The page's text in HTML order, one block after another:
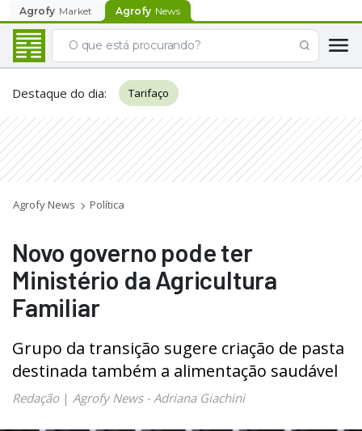
Agrofy Market Agrofy News
Destaque do dia: Tarifaço
Agrofy News Política
Novo governo pode ter
Ministério da Agricultura
Familiar
Grupo da transição sugere criação de pasta
destinada também a alimentação saudável
Redação| Agrofy News - Adriana Giachini